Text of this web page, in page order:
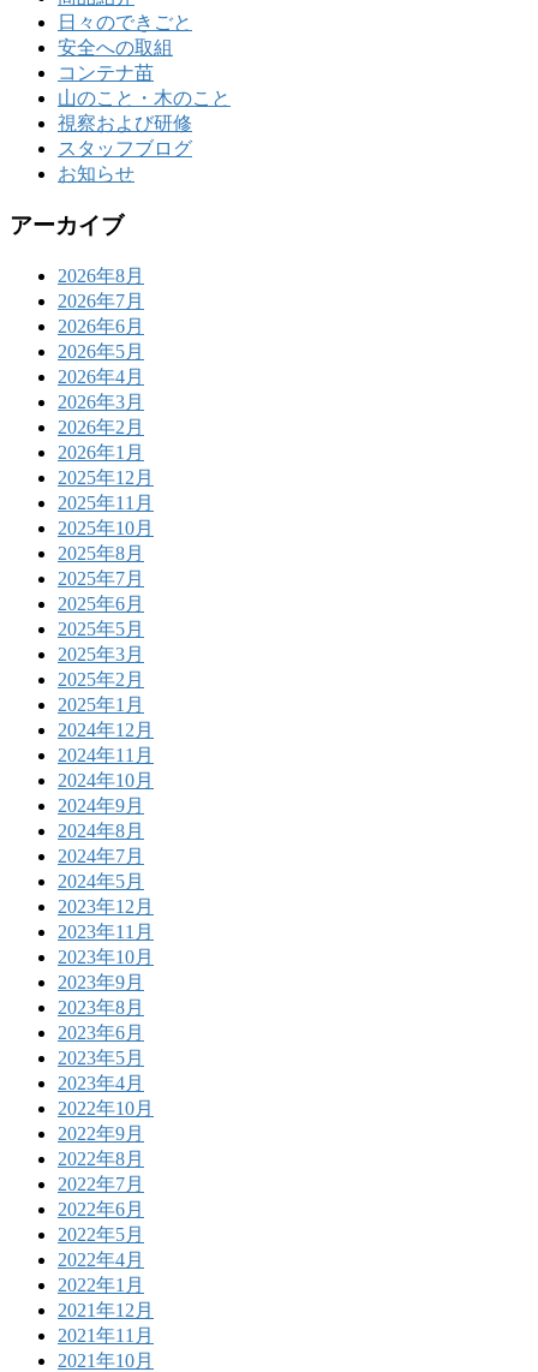
日々のできごと
安全への取組
コンテナ苗
山のこと・木のこと
視察および研修
スタッフブログ
お知らせ
アーカイブ
2026年8月
2026年7月
2026年6月
2026年5月
2026年4月
2026年3月
2026年2月
2026年1月
2025年12月
2025年11月
2025年10月
2025年8月
2025年7月
2025年6月
2025年5月
2025年3月
2025年2月
2025年1月
2024年12月
2024年11月
2024年10月
2024年9月
2024年8月
2024年7月
2024年5月
2023年12月
2023年11月
2023年10月
2023年9月
2023年8月
2023年6月
2023年5月
2023年4月
2022年10月
2022年9月
2022年8月
2022年7月
2022年6月
2022年5月
2022年4月
2022年1月
2021年12月
2021年11月
2021年10月